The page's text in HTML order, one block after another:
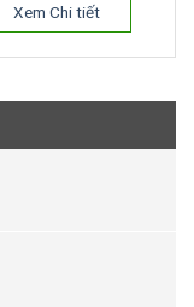
Xem Chi tiết